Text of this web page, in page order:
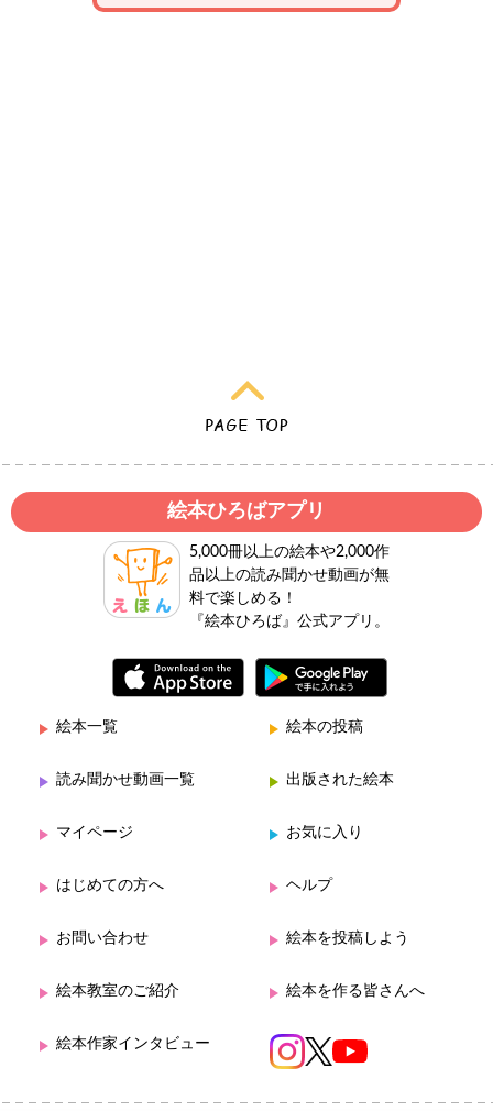
絵本ひろばアプリ
5,000冊以上の絵本や2,000作
品以上の読み聞かせ動画が無
料で楽しめる！
『絵本ひろば』公式アプリ。
絵本一覧 絵本の投稿
読み聞かせ動画一覧 出版された絵本
マイページ お気に入り
はじめての方へ ヘルプ
お問い合わせ 絵本を投稿しよう
絵本教室のご紹介 絵本を作る皆さんへ
絵本作家インタビュー